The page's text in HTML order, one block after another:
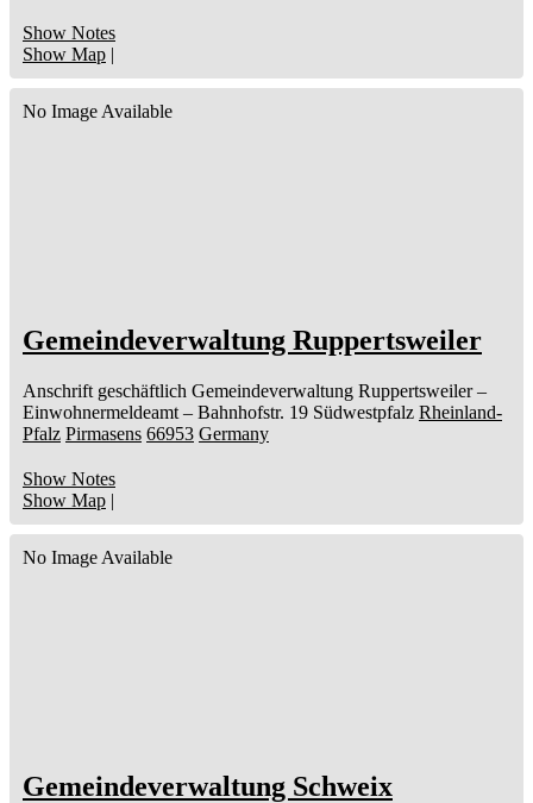
Show Notes
Show Map |
No Image Available
Gemeindeverwaltung Ruppertsweiler
Anschrift geschäftlich Gemeindeverwaltung Ruppertsweiler –
Einwohnermeldeamt – Bahnhofstr. 19 Südwestpfalz Rheinland-
Pfalz Pirmasens 66953 Germany
Show Notes
Show Map |
No Image Available
Gemeindeverwaltung Schweix